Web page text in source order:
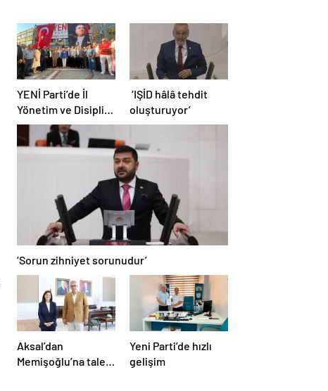
YENİ Parti’de İl
Yönetim ve Disiplin
Kurulu tamam
‘IŞİD hâlâ tehdit
oluşturuyor’
‘Sorun zihniyet sorunudur’
Aksal’dan
Memişoğlu’na talep
Yeni Parti’de hızlı
gelişim